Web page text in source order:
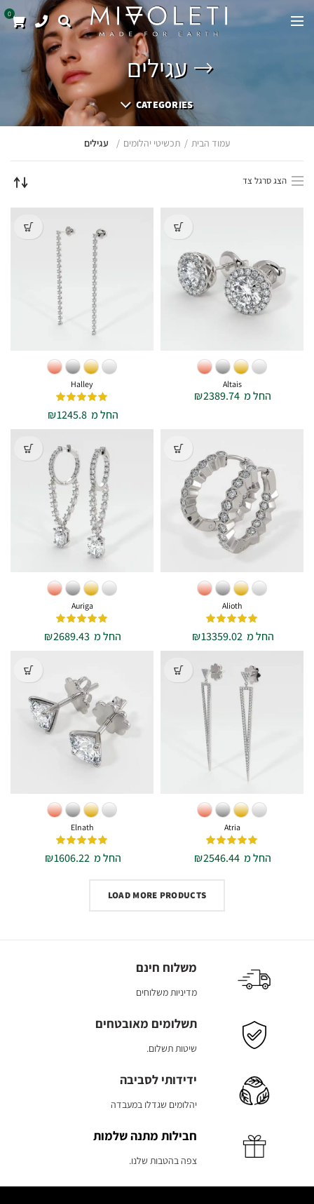
0
עגילים
CATEGORIES
עמוד הבית תכשיטי יהלומים עגילים
הצג סרגל צד
Altais
החל מ ₪2389.74
Halley
החל מ ₪1245.8
Alioth
החל מ ₪13359.02
Auriga
החל מ ₪2689.43
Atria
החל מ ₪2546.44
Elnath
החל מ ₪1606.22
LOAD MORE PRODUCTS
משלוח חינם
מדיניות משלוחים
תשלומים מאובטחים
שיטות תשלום.
ידידותי לסביבה
יהלומים שגדלו במעבדה
חבילות מתנה שלמות
צפה בהטבות שלנו.